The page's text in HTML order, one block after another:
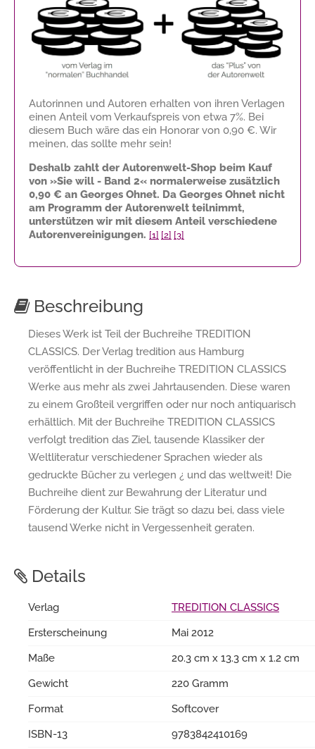
Autorinnen und Autoren erhalten von ihren Verlagen
einen Anteil vom Verkaufspreis von etwa 7%. Bei
diesem Buch wäre das ein Honorar von 0,90 €. Wir
meinen, das sollte mehr sein!
Deshalb zahlt der Autorenwelt-Shop beim Kauf
von »Sie will - Band 2« normalerweise zusätzlich
0,90 € an Georges Ohnet. Da Georges Ohnet nicht
am Programm der Autorenwelt teilnimmt,
unterstützen wir mit diesem Anteil verschiedene
Autorenvereinigungen. [1] [2] [3]
Beschreibung
Dieses Werk ist Teil der Buchreihe TREDITION
CLASSICS. Der Verlag tredition aus Hamburg
veröffentlicht in der Buchreihe TREDITION CLASSICS
Werke aus mehr als zwei Jahrtausenden. Diese waren
zu einem Großteil vergriffen oder nur noch antiquarisch
erhältlich. Mit der Buchreihe TREDITION CLASSICS
verfolgt tredition das Ziel, tausende Klassiker der
Weltliteratur verschiedener Sprachen wieder als
gedruckte Bücher zu verlegen ¿ und das weltweit! Die
Buchreihe dient zur Bewahrung der Literatur und
Förderung der Kultur. Sie trägt so dazu bei, dass viele
tausend Werke nicht in Vergessenheit geraten.
Details
Verlag
TREDITION CLASSICS
Ersterscheinung
Mai 2012
Maße
20.3 cm x 13.3 cm x 1.2 cm
Gewicht
220 Gramm
Format
Softcover
ISBN-13
9783842410169